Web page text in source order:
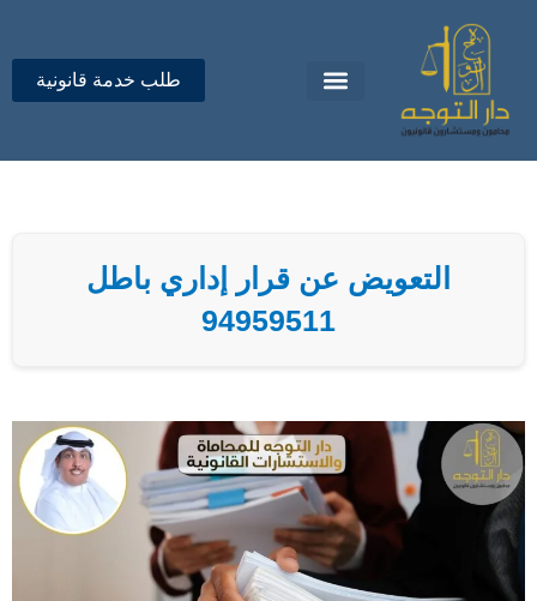
المحتوى
طلب خدمة قانونية
التعويض عن قرار إداري باطل
94959511